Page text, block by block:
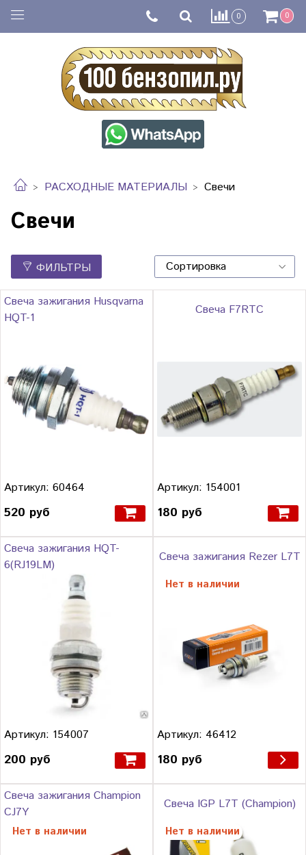
0 0
РАСХОДНЫЕ МАТЕРИАЛЫ Свечи
Свечи
ФИЛЬТРЫ
Свеча зажигания Husqvarna
HQT-1
Артикул: 60464
520 руб
Свеча F7RTС
Артикул: 154001
180 руб
Свеча зажигания HQT-
6(RJ19LM)
Артикул: 154007
200 руб
Свеча зажигания Rezer L7T
Нет в наличии
Артикул: 46412
180 руб
Свеча зажигания Champion
CJ7Y
Нет в наличии
Свеча IGP L7T (Champion)
Нет в наличии